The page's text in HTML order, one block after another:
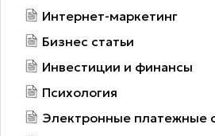
Интернет-маркетинг
Бизнес статьи
Инвестиции и финансы
Психология
Электронные платежные